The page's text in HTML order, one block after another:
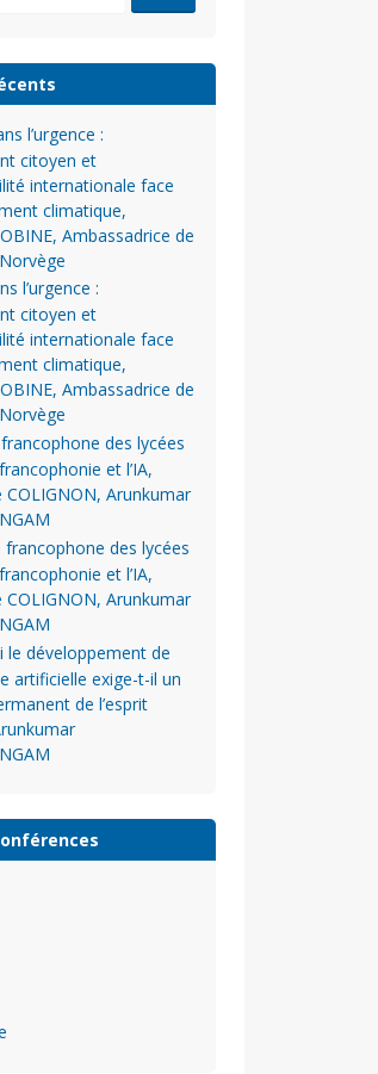
l’urgence :
citoyen et
internationale face
climatique,
Ambassadrice de
l’urgence :
citoyen et
internationale face
climatique,
Ambassadrice de
des lycées
et l’IA,
COLIGNON, Arunkumar
francophone des lycées
et l’IA,
COLIGNON, Arunkumar
le développement de
artificielle exige-t-il un
de l’esprit